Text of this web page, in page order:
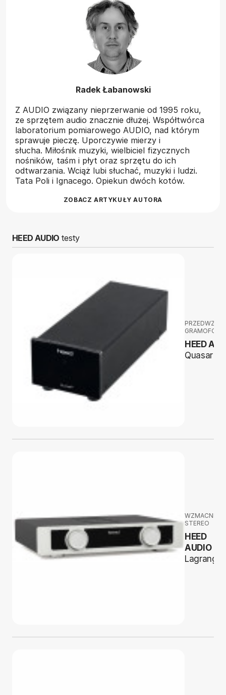
Radek Łabanowski
Z AUDIO związany nieprzerwanie od 1995 roku,
ze sprzętem audio znacznie dłużej. Współtwórca
laboratorium pomiarowego AUDIO, nad którym
sprawuje pieczę. Uporczywie mierzy i
słucha. Miłośnik muzyki, wielbiciel fizycznych
nośników, taśm i płyt oraz sprzętu do ich
odtwarzania. Wciąż lubi słuchać, muzyki i ludzi.
Tata Poli i Ignacego. Opiekun dwóch kotów.
ZOBACZ ARTYKUŁY AUTORA
HEED AUDIO testy
HEED
Quasar
STEREO
HEED
AUDIO
Lagrange